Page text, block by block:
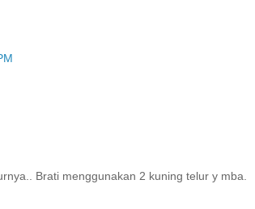
Brati menggunakan 2 kuning telur y mba.